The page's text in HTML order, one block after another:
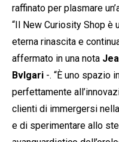
raffinato per plasmare
“Il New Curiosity Shop
eterna rinascita e
affermato in una nota
Bvlgari -. “È uno spazio
perfettamente
clienti di immergersi
e di sperimentare allo